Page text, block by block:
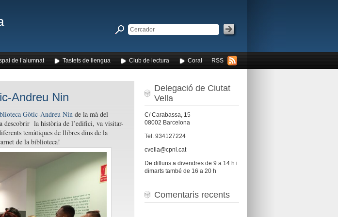
RSS
de l’alumnat Tastets de llengua Club de lectura Coral
Andreu Nin
Gòtic-Andreu Ninde la mà del
descobrir la història de l’edifici, va visitar-
temàtiques de llibres dins de la
de la biblioteca!
Delegació de Ciutat
Vella
C/ Carabassa, 15
08002 Barcelona
Tel. 934127224
cvella@cpnl.cat
De dilluns a divendres de 9 a 14 h i
dimarts també de 16 a 20 h
Comentaris recents